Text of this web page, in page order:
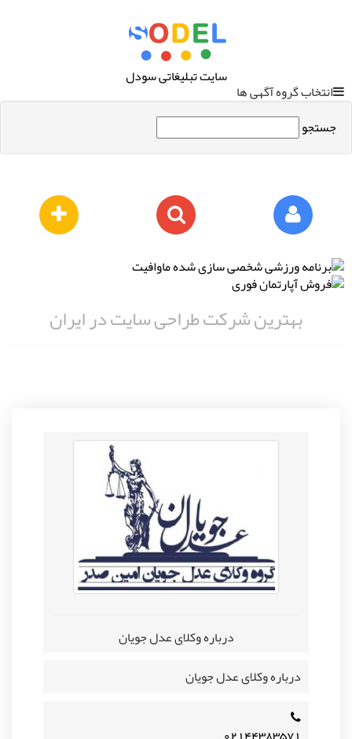
سایت تبلیغاتی سودل
انتخاب گروه آگهی ها
جستجو
بهترین شرکت طراحی سایت در ایران
درباره وکلای عدل جویان
درباره وکلای عدل جویان